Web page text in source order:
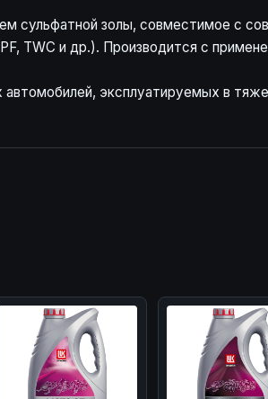
золы, совместимое с
TWC и др.). Производится с
автомобилей, эксплуатируемых в